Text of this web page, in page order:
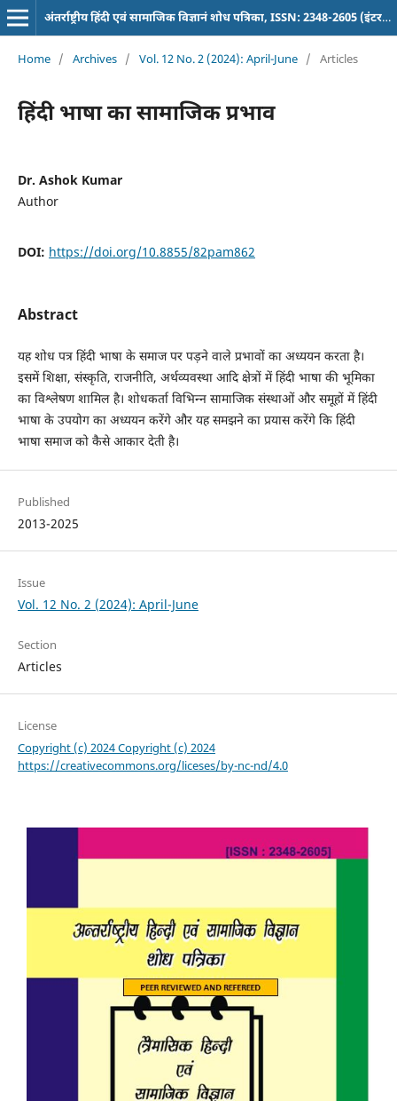
अंतर्राष्ट्रीय हिंदी एवं सामाजिक विज्ञानं शोध पत्रिका, ISSN: 2348-2605 (इंटरनेशनल पत्रिका)
Home / Archives / Vol. 12 No. 2 (2024): April-June / Articles
हिंदी भाषा का सामाजिक प्रभाव
Dr. Ashok Kumar
Author
DOI: https://doi.org/10.8855/82pam862
Abstract
यह शोध पत्र हिंदी भाषा के समाज पर पड़ने वाले प्रभावों का अध्ययन करता है।
इसमें शिक्षा, संस्कृति, राजनीति, अर्थव्यवस्था आदि क्षेत्रों में हिंदी भाषा की भूमिका
का विश्लेषण शामिल है। शोधकर्ता विभिन्न सामाजिक संस्थाओं और समूहों में हिंदी
भाषा के उपयोग का अध्ययन करेंगे और यह समझने का प्रयास करेंगे कि हिंदी
भाषा समाज को कैसे आकार देती है।
Published
2013-2025
Issue
Vol. 12 No. 2 (2024): April-June
Section
Articles
License
Copyright (c) 2024 Copyright (c) 2024
https://creativecommons.org/liceses/by-nc-nd/4.0